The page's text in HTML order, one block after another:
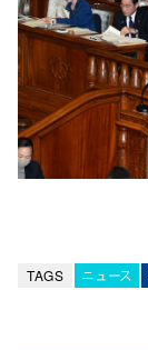
TAGS ニュース